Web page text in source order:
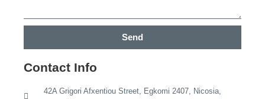
Send
Contact Info
42A Grigori Afxentiou Street, Egkomi 2407, Nicosia,